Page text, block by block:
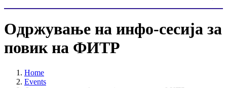
Одржување на инфо-сесија за
повик на ФИТР
Home
Events